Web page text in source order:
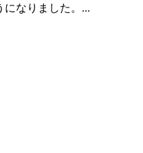
になりました。...